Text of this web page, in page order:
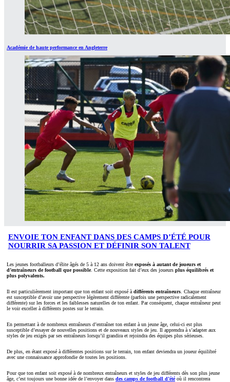
Académie de haute performance en Angleterre
ENVOIE TON ENFANT DANS DES CAMPS D’ÉTÉ POUR
NOURRIR SA PASSION ET DÉFINIR SON TALENT
Les jeunes footballeurs d’élite âgés de 5 à 12 ans doivent être exposés à autant de joueurs et
d’entraîneurs de football que possible. Cette exposition fait d’eux des joueurs plus équilibrés et
plus polyvalents.
Il est particulièrement important que ton enfant soit exposé àdifférents entraîneurs. Chaque entraîneur
est susceptible d’avoir une perspective légèrement différente (parfois une perspective radicalement
différente) sur les forces et les faiblesses naturelles de ton enfant. Par conséquent, chaque entraîneur peut
le voir exceller à différents postes sur le terrain.
En permettant à de nombreux entraîneurs d’entraîner ton enfant à un jeune âge, celui-ci est plus
susceptible d’essayer de nouvelles positions et de nouveaux styles de jeu. Il apprendra à s’adapter aux
styles de jeu exigés par ses entraîneurs lorsqu’il grandira et rejoindra des équipes plus sérieuses.
De plus, en étant exposé à différentes positions sur le terrain, ton enfant deviendra un joueur équilibré
avec une connaissance approfondie de toutes les positions.
Pour que ton enfant soit exposé à de nombreux entraîneurs et styles de jeu différents dès son plus jeune
âge, c’est toujours une bonne idée de l’envoyer dans des camps de football d’étéoù il rencontrera